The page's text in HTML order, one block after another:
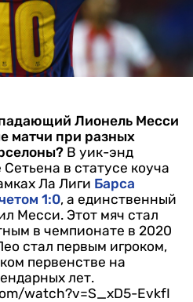
Лионель Месси
матчи при разных
В уик-энд
в статусе коуча
Ла Лиги Барса
1:0, а единственный
Месси. Этот мяч стал
в чемпионате в 2020
стал первым игроком,
первенстве на
лет.
watch?v=S_xD5-EvkfI